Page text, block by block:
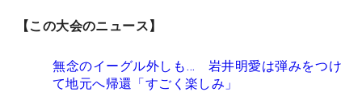
【この大会のニュース】
無念のイーグル外しも… 岩井明愛は弾みをつけ
て地元へ帰還「すごく楽しみ」